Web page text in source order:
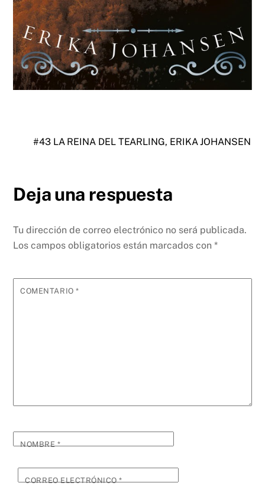
#43 LA REINA DEL TEARLING, ERIKA JOHANSEN
Deja una respuesta
Tu dirección de correo electrónico no será publicada.
Los campos obligatorios están marcados con*
COMENTARIO*
NOMBRE*
CORREO ELECTRÓNICO*